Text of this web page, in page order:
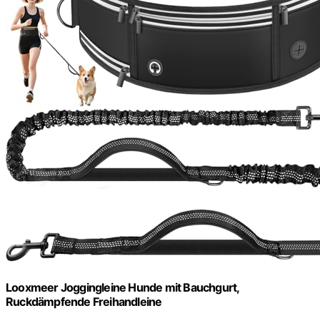
Looxmeer Joggingleine Hunde mit Bauchgurt,
Ruckdämpfende Freihandleine